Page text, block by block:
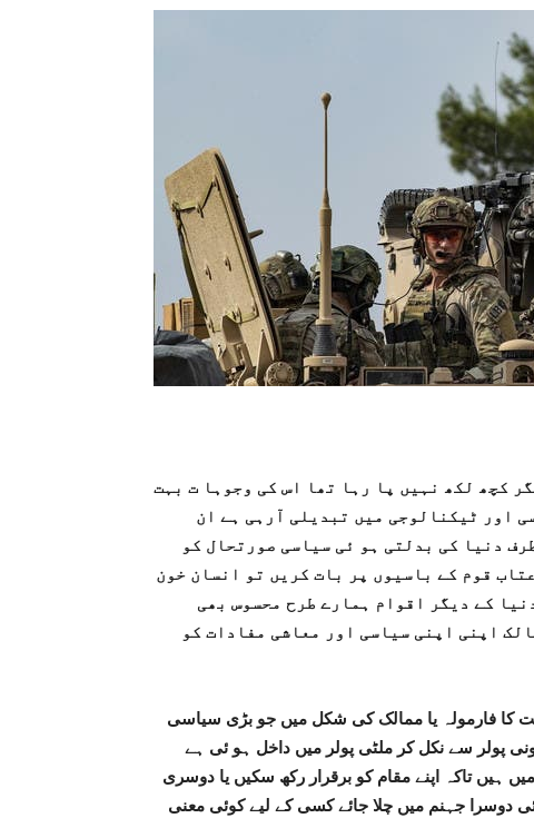
کچھ لکھ نہیں پا رہا تھا اس کی وجوہا ت بہت
اور ٹیکنالوجی میں تبدیلی آرہی ہے ان
دنیا کی بدلتی ہو ئی سیاسی صورتحال کو
قوم کے باسیوں پر بات کریں تو انسان خون
کے دیگر اقوام ہمارے طرح محسوس بھی
اپنی اپنی سیاسی اور معاشی مفادات کو
کا فارمولہ یا ممالک کی شکل میں جو بڑی سیاسی
پولر سے نکل کر ملٹی پولر میں داخل ہو ئی ہے
ہیں تاکہ اپنے مقام کو برقرار رکھ سکیں یا دوسری
دوسرا جہنم میں چلا جائے کسی کے لیے کوئی معنی